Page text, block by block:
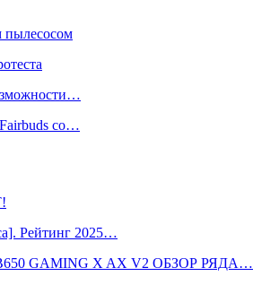
пылесосом
со…
Рейтинг 2025…
GAMING X AX V2 ОБЗОР РЯДА…